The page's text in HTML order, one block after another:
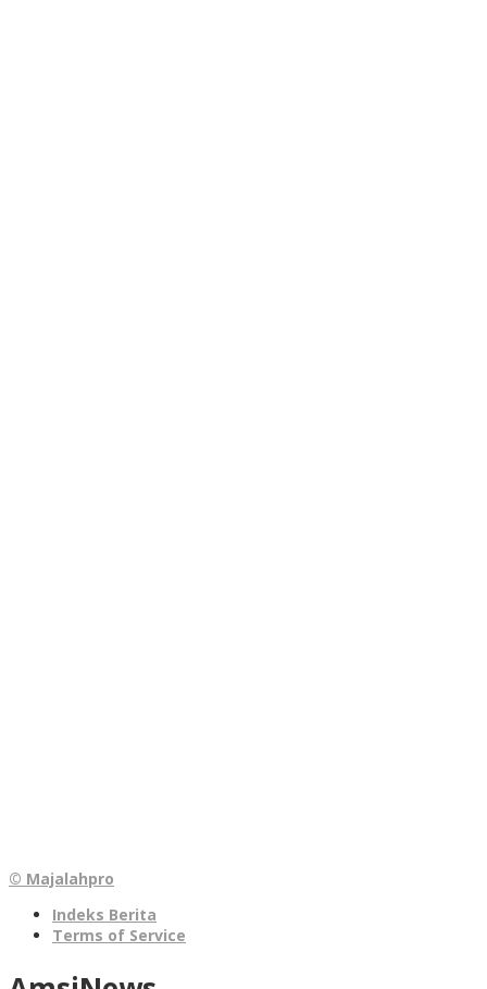
© Majalahpro
Indeks Berita
Terms of Service